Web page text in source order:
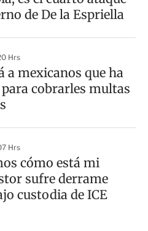
de De la Espriella
Hrs
a mexicanos que ha
cobrarles multas
Hrs
cómo está mi
sufre derrame
custodia de ICE